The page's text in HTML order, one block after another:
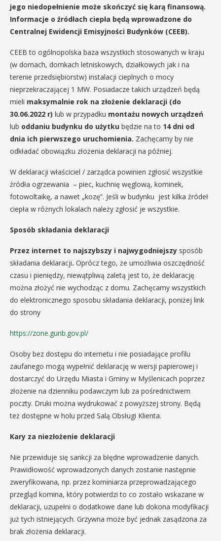
jego niedopełnienie może skończyć się karą finansową.
Informacje o źródłach ciepła będą wprowadzone do
Centralnej Ewidencji Emisyjności Budynków (CEEB).
CEEB to ogólnopolska baza wszystkich stosowanych w kraju
(w domach, domkach letniskowych, działkowych jak i na
terenie przedsiębiorstw) instalacji cieplnych o mocy
nieprzekraczającej 1 MW. Posiadacze takich urządzeń będą
mieli maksymalnie rok na złożenie deklaracji (do
30.06.2022 r) lub w przypadku montażu nowych urządzeń
lub oddaniu budynku do użytku będzie na to 14 dni od
dnia ich pierwszego uruchomienia. Zachęcamy by nie
odkładać obowiązku złożenia deklaracji na później.
W deklaracji właściciel / zarządca powinien zgłosić wszystkie
źródła ogrzewania – piec, kuchnię węglową, kominek,
fotowoltaikę, a nawet „kozę”. Jeśli w budynku jest kilka źródeł
ciepła w różnych lokalach należy zgłosić je wszystkie.
Sposób składania deklaracji
Przez internet to najszybszy i najwygodniejszy sposób
składania deklaracji. Oprócz tego, że umożliwia oszczędność
czasu i pieniędzy, niewątpliwą zaletą jest to, że deklarację
można złożyć nie wychodząc z domu. Zachęcamy wszystkich
do elektronicznego sposobu składania deklaracji, poniżej link
do strony
https://zone.gunb.gov.pl/
Osoby bez dostępu do internetu i nie posiadające profilu
zaufanego mogą wypełnić deklarację w wersji papierowej i
dostarczyć do Urzędu Miasta i Gminy w Myślenicach poprzez
złożenie na dzienniku podawczym lub za pośrednictwem
poczty. Druki można wydrukować z powyższej strony. Będą
też dostępne w holu przed Salą Obsługi Klienta.
Kary za niezłożenie deklaracji
Nie przewiduje się sankcji za błędne wprowadzenie danych.
Prawidłowość wprowadzonych danych zostanie następnie
zweryfikowana, np. przez kominiarza przeprowadzającego
przegląd komina, który potwierdzi to co zostało wskazane w
deklaracji, uzupełni o dodatkowe dane lub dokona modyfikacji
już tych istniejących. Grzywna może być jednak zasądzona za
brak złożenia deklaracji.